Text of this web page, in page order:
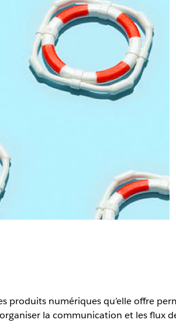
produits numériques qu’elle offre
la communication et les flux